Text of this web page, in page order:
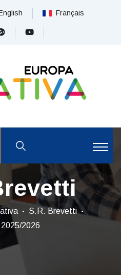
Français
S.R. Brevetti
2026